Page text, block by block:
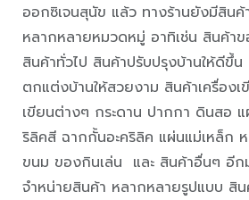
ออกซิเจนสุนัข แล้ว ทางร้านยังมีสิน
หลากหลายหมวดหมู่ อาทิเช่น สินค้าข
สินค้าทั่วไป สินค้าปรับปรุงบ้านให้ดีขึ้
ตกแต่งบ้านให้สวยงาม สินค้าเครื่องเ
เขียนต่างๆ กระดาน ปากกา ดินสอ แ
ริลิคสี ฉากกั้นอะคริลิค แผ่นแม่เหล็ก
ขนม ของกินเล่น และ สินค้าอื่นๆ อีก
จำหน่ายสินค้า หลากหลายรูปแบบ สิน